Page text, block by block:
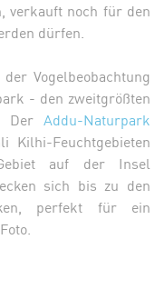
verkauft noch für den
dürfen.
Vogelbeobachtung
- den zweitgrößten
Der Addu-Naturpark
Kilhi-Feuchtgebieten
auf der Insel
sich bis zu den
perfekt für ein